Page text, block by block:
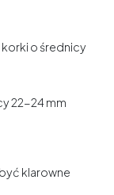
o średnicy
22-24 mm
klarowne